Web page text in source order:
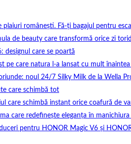
plaiuri românești. Fă-ți bagajul pentru
de beauty care transformă orice zi
designul care se poartă
pe care natura l-a lansat cu mult
noul 24/7 Silky Milk de la Wella
care schimbă tot
care schimbă instant orice coafură de
care redefinește eleganța în manichiura
pentru HONOR Magic V6 și